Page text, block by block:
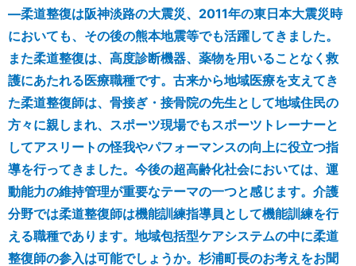
―柔道整復は阪神淡路の大震災、2011年の東日本大震災時
においても、その後の熊本地震等でも活躍してきました。
また柔道整復は、高度診断機器、薬物を用いることなく救
護にあたれる医療職種です。古来から地域医療を支えてき
た柔道整復師は、骨接ぎ・接骨院の先生として地域住民の
方々に親しまれ、スポーツ現場でもスポーツトレーナーと
してアスリートの怪我やパフォーマンスの向上に役立つ指
導を行ってきました。今後の超高齢化社会においては、運
動能力の維持管理が重要なテーマの一つと感じます。介護
分野では柔道整復師は機能訓練指導員として機能訓練を行
える職種であります。地域包括型ケアシステムの中に柔道
整復師の参入は可能でしょうか。杉浦町長のお考えをお聞